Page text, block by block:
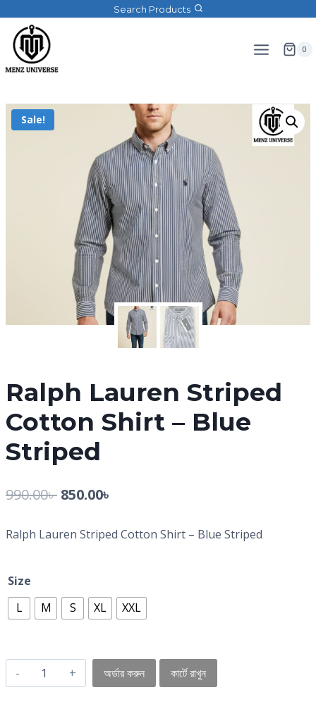
Search Products
0
Sale!
Ralph Lauren Striped
Cotton Shirt – Blue
Striped
990.00৳ 850.00৳
Ralph Lauren Striped Cotton Shirt – Blue Striped
Size
L
M S XL XXL
অর্ডার করুন কার্টে রাখুন